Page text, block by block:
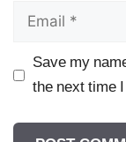
Email
Save my
the next time